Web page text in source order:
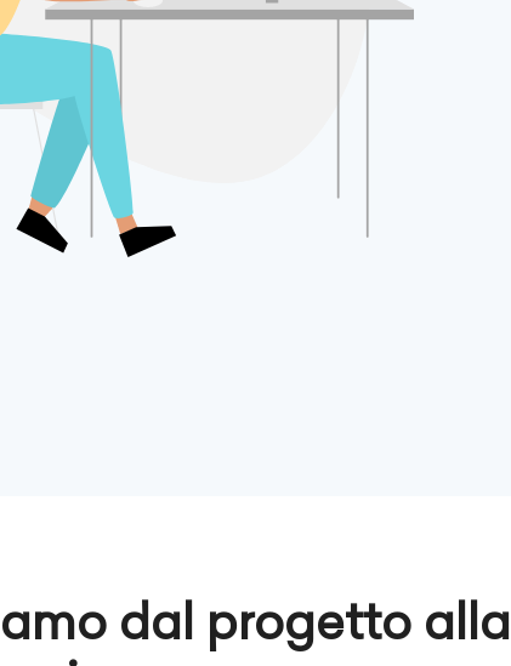
dal progetto alla